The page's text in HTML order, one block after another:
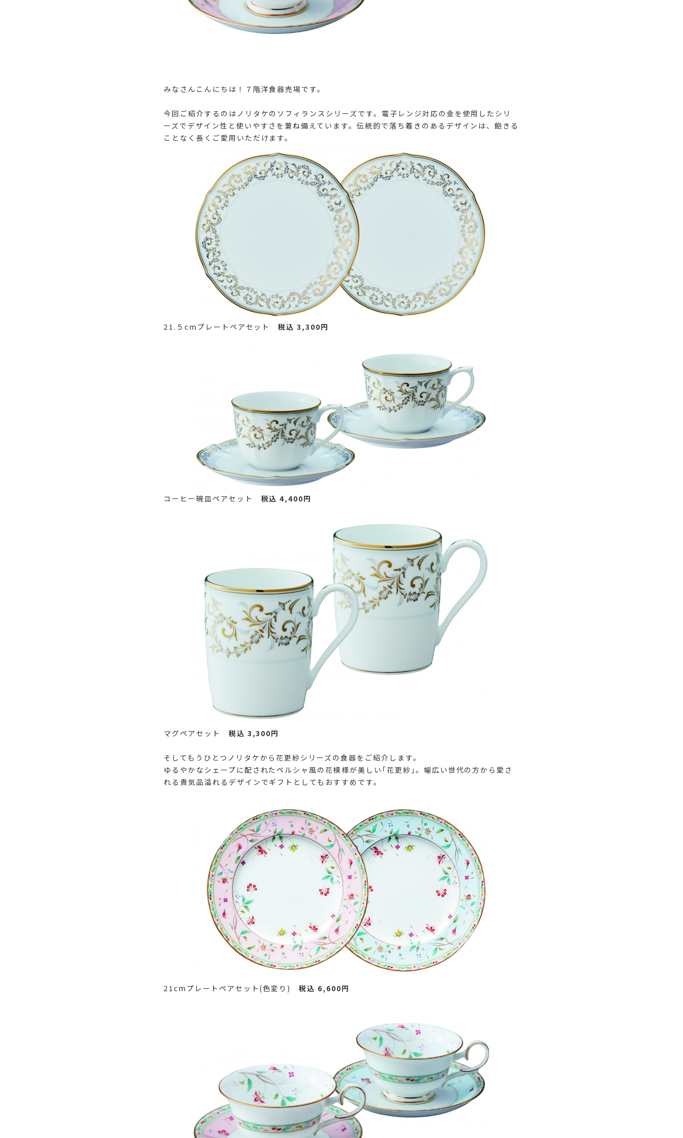
みなさんこんにちは！７階洋食器売場です。
今回ご紹介するのはノリタケのソフィランスシリーズです。電子レンジ対応の金を使用したシリ
ーズでデザイン性と使いやすさを兼ね備えています。伝統的で落ち着きのあるデザインは、飽きる
ことなく長くご愛用いただけます。
21.５cmプレートペアセット税込 3,300円
コーヒー碗皿ペアセット 税込 4,400円
マグペアセット 税込 3,300円
そしてもうひとつノリタケから花更紗シリーズの食器をご紹介します。
ゆるやかなシェープに配されたペルシャ風の花模様が美しい｢花更紗｣。幅広い世代の方から愛さ
れる貴気品溢れるデザインでギフトとしてもおすすめです。
21cmプレートペアセット(色変り)税込 6,600円